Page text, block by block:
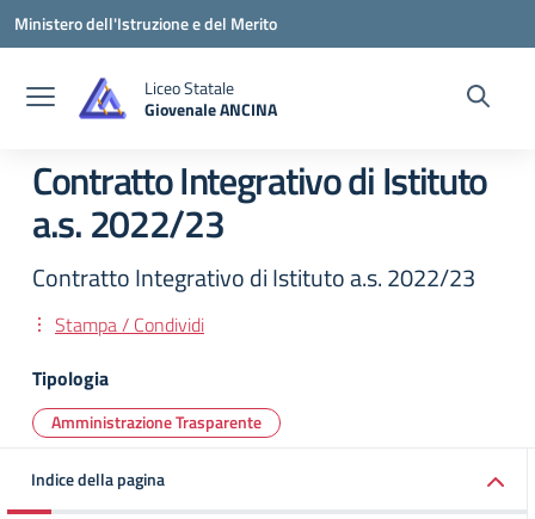
Vai ai contenuti
Vai al menu di navigazione
Vai al footer
Ministero dell'Istruzione e del Merito
Liceo Statale
Giovenale ANCINA
Contratto Integrativo di Istituto
a.s. 2022/23
Contratto Integrativo di Istituto a.s. 2022/23
Stampa / Condividi
Tipologia
Amministrazione Trasparente
Indice della pagina